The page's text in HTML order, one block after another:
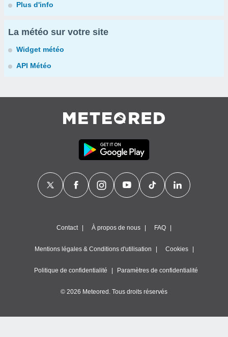
Plus d'info
La météo sur votre site
Widget météo
API Météo
Contact À propos de nous FAQ
Mentions légales & Conditions d'utilisation Cookies
Politique de confidentialité Paramètres de confidentialité
© 2026 Meteored. Tous droits réservés